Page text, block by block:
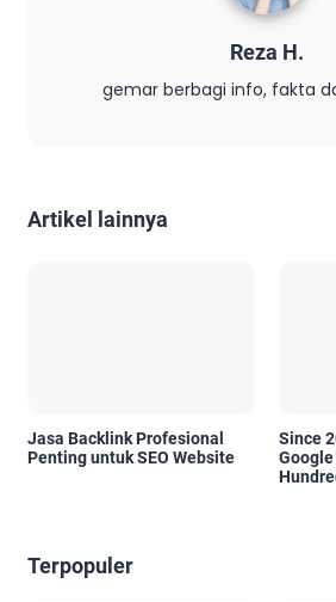
Reza H.
gemar berbagi info, fakta
Artikel lainnya
Jasa Backlink Profesional
Penting untuk SEO Website
Since
Google
Terpopuler